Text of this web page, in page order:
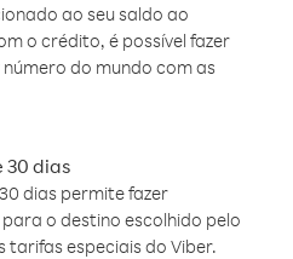
ao seu saldo ao
o crédito, é possível fazer
do mundo com as
30 dias
dias permite fazer
o destino escolhido pelo
tarifas especiais do Viber.